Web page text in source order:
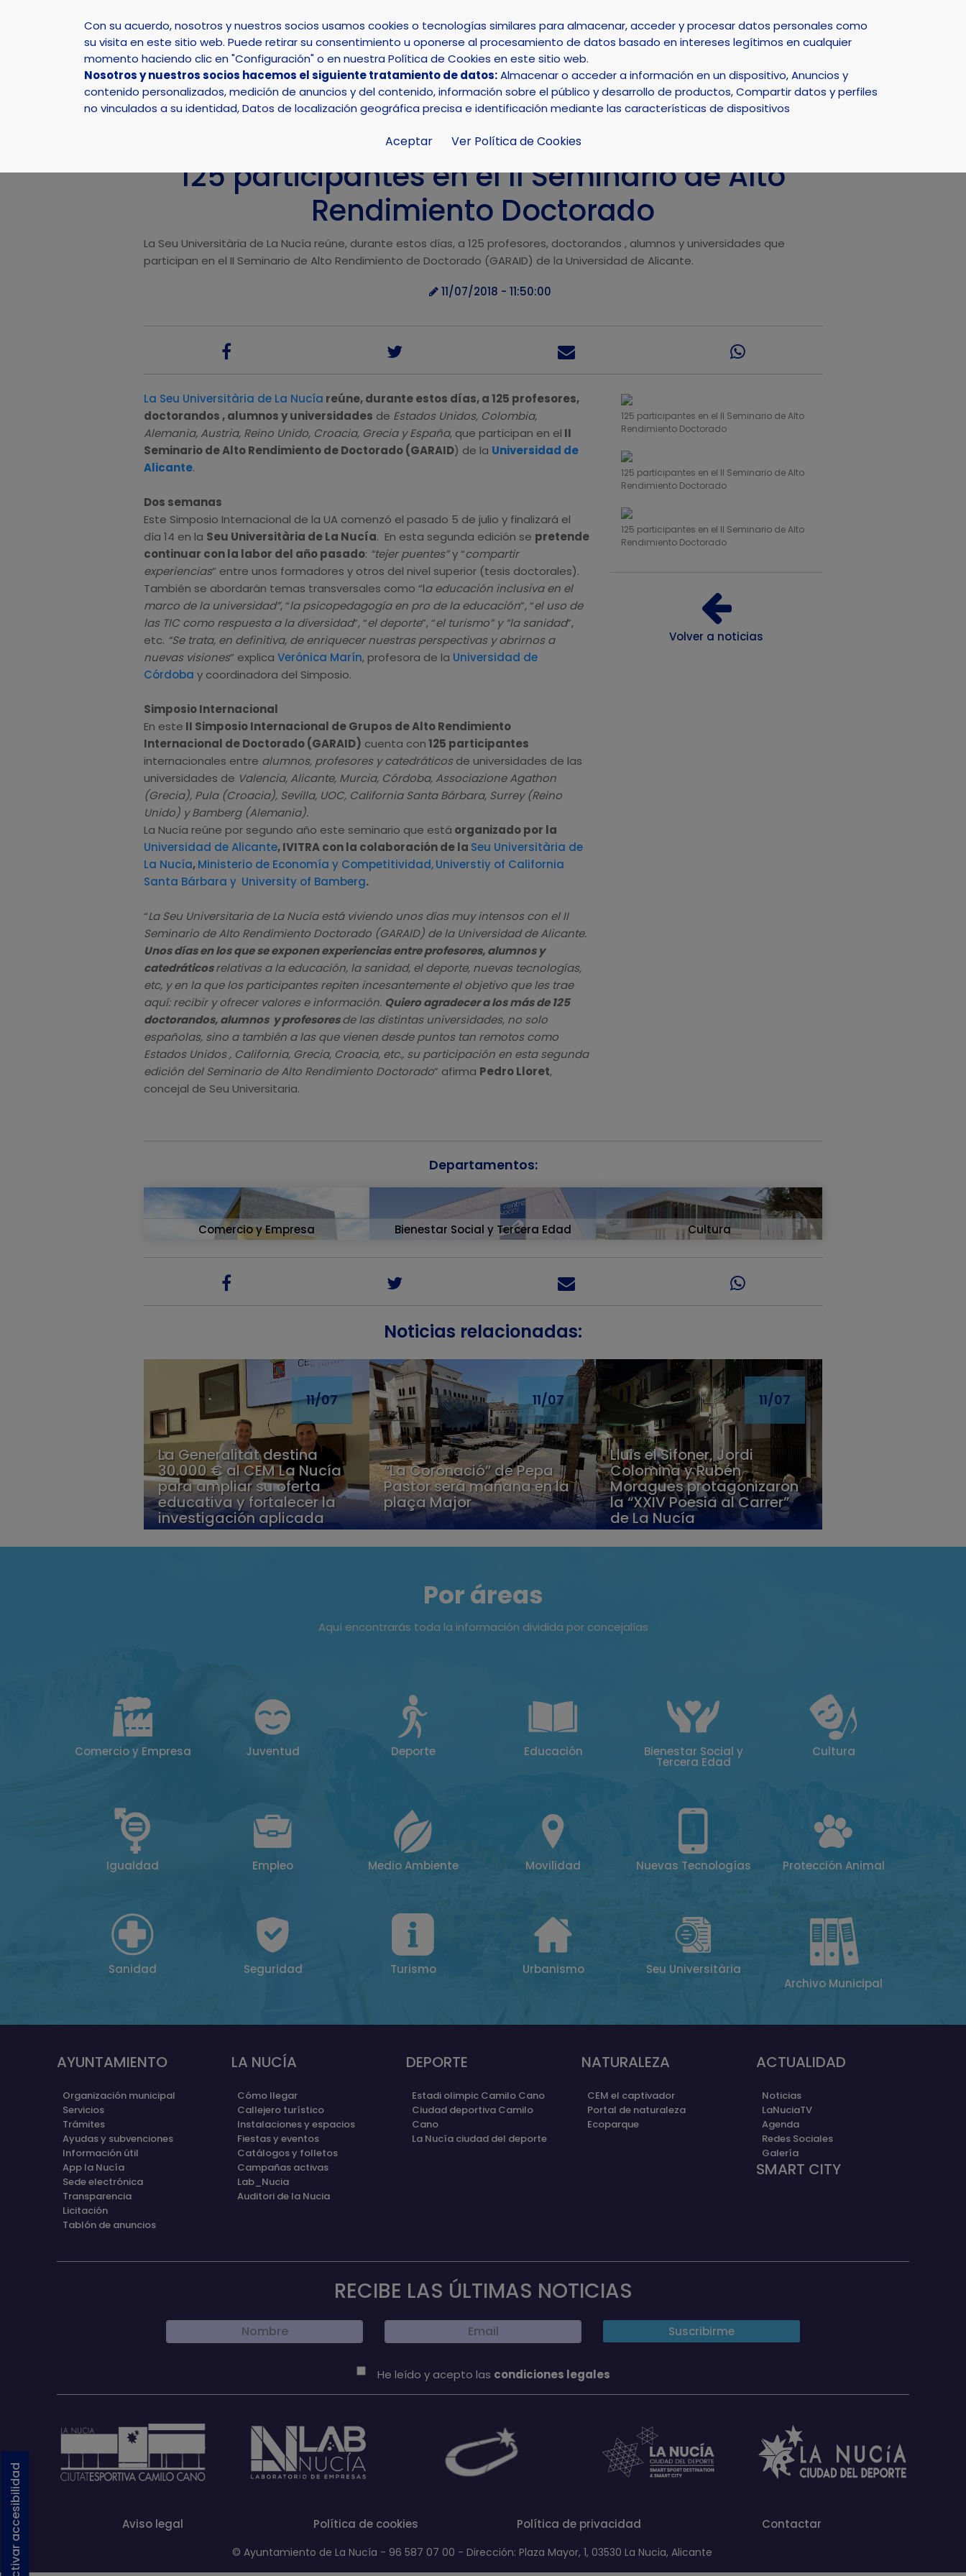
Select Language
INICIO AYUNTAMIENTO LA NUCÍA DEPORTE NATURALEZA SMART CITY
Con su acuerdo, nosotros y nuestros socios usamos cookies o tecnologías similares para almacenar, acceder y procesar datos personales como
su visita en este sitio web. Puede retirar su consentimiento u oponerse al procesamiento de datos basado en intereses legítimos en cualquier
momento haciendo clic en "Configuración" o en nuestra Política de Cookies en este sitio web.
Nosotros y nuestros socios hacemos el siguiente tratamiento de datos:Almacenar o acceder a información en un dispositivo, Anuncios y
contenido personalizados, medición de anuncios y del contenido, información sobre el público y desarrollo de productos, Compartir datos y perfiles
no vinculados a su identidad, Datos de localización geográfica precisa e identificación mediante las características de dispositivos
Aceptar Ver Política de Cookies
Activar accesibilidad
Actualidad Noticias Noticia - 125 participantes en el II Seminario de Alto Rendimiento Doctorado
125 participantes en el II Seminario de Alto
Rendimiento Doctorado
La Seu Universitària de La Nucía reúne, durante estos días, a 125 profesores, doctorandos , alumnos y universidades que
participan en el II Seminario de Alto Rendimiento de Doctorado (GARAID) de la Universidad de Alicante.
11/07/2018 - 11:50:00
La Seu Universitària de La Nucía reúne, durante estos días, a 125 profesores,
doctorandos , alumnos y universidades de Estados Unidos, Colombia,
Alemania, Austria, Reino Unido, Croacia, Grecia y España, que participan en el II
Seminario de Alto Rendimiento de Doctorado (GARAID) de la Universidad de
Alicante.
Dos semanas
Este Simposio Internacional de la UA comenzó el pasado 5 de julio y finalizará el
día 14 en la Seu Universitària de La Nucía. En esta segunda edición se pretende
continuar con la labor del año pasado: “tejer puentes”y “compartir
experiencias” entre unos formadores y otros del nivel superior (tesis doctorales).
También se abordarán temas transversales como “la educación inclusiva en el
marco de la universidad”, “la psicopedagogía en pro de la educación”, “el uso de
las TIC como respuesta a la diversidad”, “el deporte”, “el turismo” y “la sanidad”,
etc. “Se trata, en definitiva, de enriquecer nuestras perspectivas y abrirnos a
nuevas visiones” explica Verónica Marín, profesora de la Universidad de
Córdoba y coordinadora del Simposio.
Simposio Internacional
En este II Simposio Internacional de Grupos de Alto Rendimiento
Internacional de Doctorado (GARAID) cuenta con125 participantes
internacionales entre alumnos, profesores y catedráticosde universidades de las
universidades de Valencia, Alicante, Murcia, Córdoba, Associazione Agathon
(Grecia), Pula (Croacia), Sevilla, UOC, California Santa Bárbara, Surrey (Reino
Unido) y Bamberg (Alemania).
La Nucía reúne por segundo año este seminario que está organizado por la
Universidad de Alicante, IVITRA con la colaboración de la Seu Universitària de
La Nucía,Ministerio de Economía y Competitividad, Universtiy of California
Santa Bárbara y University of Bamberg.
“La Seu Universitaria de La Nucía está viviendo unos días muy intensos con el II
Seminario de Alto Rendimiento Doctorado (GARAID) de la Universidad de Alicante.
Unos días en los que se exponen experiencias entre profesores, alumnos y
catedráticosrelativas a la educación, la sanidad, el deporte, nuevas tecnologías,
etc, y en la que los participantes repiten incesantemente el objetivo que les trae
aquí: recibir y ofrecer valores e información. Quiero agradecer a los más de 125
doctorandos, alumnos y profesoresde las distintas universidades, no solo
españolas, sino a también a las que vienen desde puntos tan remotos como
Estados Unidos , California, Grecia, Croacia, etc., su participación en esta segunda
edición del Seminario de Alto Rendimiento Doctorado” afirma Pedro Lloret,
concejal de Seu Universitaria.
125 participantes en el II Seminario de Alto
Rendimiento Doctorado
125 participantes en el II Seminario de Alto
Rendimiento Doctorado
125 participantes en el II Seminario de Alto
Rendimiento Doctorado
Volver a noticias
Departamentos:
Comercio y Empresa Bienestar Social y Tercera Edad Cultura
Noticias relacionadas:
La Generalitat destina
30.000 € al CEM La Nucía
para ampliar su oferta
educativa y fortalecer la
investigación aplicada
11/07
“La Coronació” de Pepa
Pastor será mañana en la
plaça Major
11/07
Lluis el Sifoner, Jordi
Colomina y Rubén
Moragues protagonizaron
la “XXIV Poesia al Carrer”
de La Nucía
11/07
Por áreas
Aquí encontrarás toda la información dividida por concejalías
Comercio y Empresa Juventud Deporte Educación Bienestar Social y
Tercera Edad
Cultura
Igualdad Empleo Medio Ambiente Movilidad Nuevas Tecnologías Protección Animal
Sanidad Seguridad Turismo Urbanismo
Seu Universitària
Archivo Municipal
AYUNTAMIENTO
Organización municipal
Servicios
Trámites
Ayudas y subvenciones
Información útil
App la Nucía
Sede electrónica
Transparencia
Licitación
Tablón de anuncios
LA NUCÍA
Cómo llegar
Callejero turístico
Instalaciones y espacios
Fiestas y eventos
Catálogos y folletos
Campañas activas
Lab_Nucia
Auditori de la Nucia
DEPORTE
Estadi olimpic Camilo Cano
Ciudad deportiva Camilo
Cano
La Nucía ciudad del deporte
NATURALEZA
CEM el captivador
Portal de naturaleza
Ecoparque
ACTUALIDAD
Noticias
LaNuciaTV
Agenda
Redes Sociales
Galería
SMART CITY
RECIBE LAS ÚLTIMAS NOTICIAS
He leído y acepto las condiciones legales
Aviso legal Política de cookies Política de privacidad Contactar
© Ayuntamiento de La Nucía - 96 587 07 00 - Dirección: Plaza Mayor, 1, 03530 La Nucia, Alicante